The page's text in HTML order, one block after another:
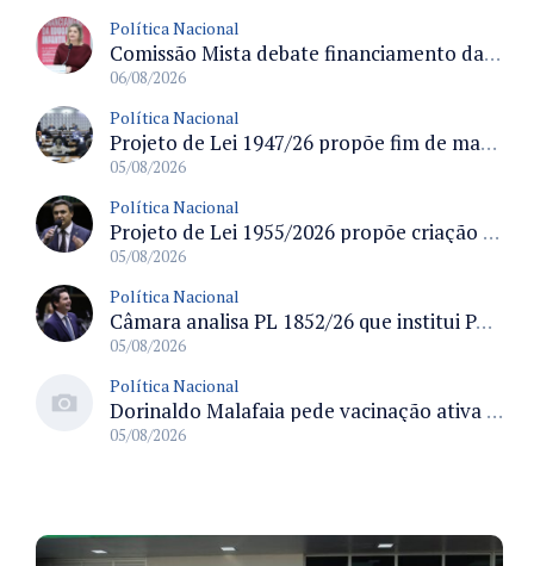
Política Nacional
Comissão Mista debate financiamento da educação infantil e desafios do Fundeb e do CAQ na oferta de creches
06/08/2026
Política Nacional
Projeto de Lei 1947/26 propõe fim de margens para cartão de crédito e consignado do INSS
05/08/2026
Política Nacional
Projeto de Lei 1955/2026 propõe criação de geração livre de fumo ao restringir venda de vapes a nascidos desde 1º de janeiro de 2009
05/08/2026
Política Nacional
Câmara analisa PL 1852/26 que institui Política Nacional de Gestão de Desempenho e Eficiência para servidores públicos
05/08/2026
Política Nacional
Dorinaldo Malafaia pede vacinação ativa ao Ministério da Saúde para reverter queda na cobertura vacinal no Brasil
05/08/2026